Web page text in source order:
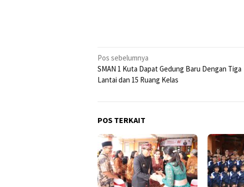
Navigasi
pos
Pos sebelumnya
SMAN 1 Kuta Dapat Gedung Baru Dengan Tiga
Lantai dan 15 Ruang Kelas
POS TERKAIT